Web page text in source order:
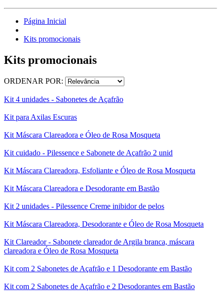
Página Inicial
Kits promocionais
Kits promocionais
ORDENAR POR:
Kit 4 unidades - Sabonetes de Açafrão
Kit para Axilas Escuras
Kit Máscara Clareadora e Óleo de Rosa Mosqueta
Kit cuidado - Pilessence e Sabonete de Açafrão 2 unid
Kit Máscara Clareadora, Esfoliante e Óleo de Rosa Mosqueta
Kit Máscara Clareadora e Desodorante em Bastão
Kit 2 unidades - Pilessence Creme inibidor de pelos
Kit Máscara Clareadora, Desodorante e Óleo de Rosa Mosqueta
Kit Clareador - Sabonete clareador de Argila branca, máscara
clareadora e Óleo de Rosa Mosqueta
Kit com 2 Sabonetes de Açafrão e 1 Desodorante em Bastão
Kit com 2 Sabonetes de Açafrão e 2 Desodorantes em Bastão